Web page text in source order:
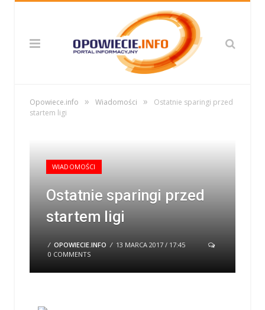
Opowiece.info » Wiadomości »
Ostatnie sparingi przed
startem ligi
WIADOMOŚCI
Ostatnie sparingi przed
startem ligi
/ OPOWIECIE.INFO / 13 MARCA 2017 / 17:45
0 COMMENTS